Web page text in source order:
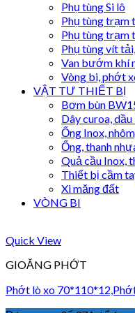
Phụ tùng Si lô
Phụ tùng trạm
Phụ tùng trạm
Phụ tùng vít
Van bướm khí
Vòng bi, phớt
VẬT TƯ THIẾT BỊ
Bơm bùn
Dây curoa,
Ống Inox,
Ống, thanh
Quả cầu Inox,
Thiết bị cầm
Xi măng đất
VÒNG BI
Quick View
GIOĂNG PHỚT
Phớt lò xo